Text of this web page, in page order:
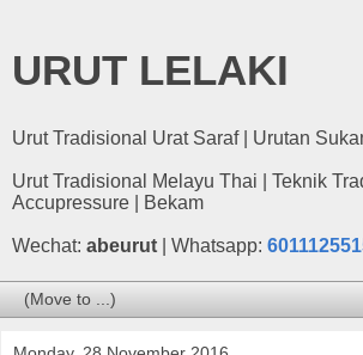
URUT LELAKI
Urut Tradisional Urat Saraf | Urutan
Urut Tradisional Melayu Thai | Teknik
Accupressure | Bekam
Wechat: abeurut | Whatsapp: